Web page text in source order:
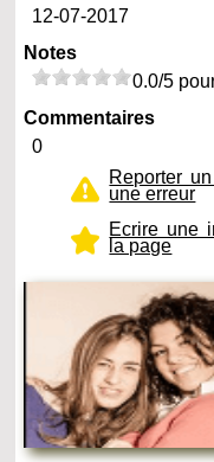
12-07-2017
Notes
0.0/5
Commentaires
0
Reporter
une erreur
Ecrire une
la page